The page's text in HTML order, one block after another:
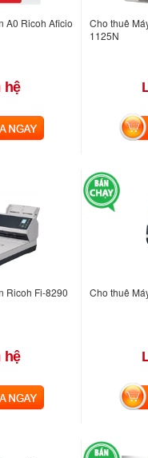
A0 Ricoh Aficio
hệ
Cho thuê
1125N
Ricoh Fi-8290
hệ
Cho thuê